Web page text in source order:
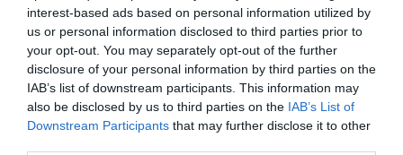
interest-based ads based on personal information utilized by
us or personal information disclosed to third parties prior to
your opt-out. You may separately opt-out of the further
disclosure of your personal information by third parties on the
IAB’s list of downstream participants. This information may
also be disclosed by us to third parties on the IAB’s List of
Downstream Participants that may further disclose it to other
Διαβάστε όλες τις τελευταίες Ειδήσεις από την
Ελλάδα και τον Κόσμο
ΑΝΘΡΩΠΟΙ ΔΟΥΛΕΙΕΣ ΚΩΜΩΔΙΑ ΣΧΕΣΕΙΣ
ΥΡΩ ΜΑΝΕ